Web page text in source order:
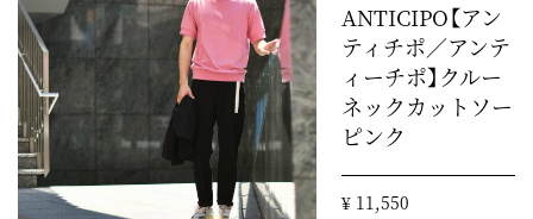
ANTICIPO【アン
ティチポ／アンテ
ィーチポ】クルー
ネックカットソー
ピンク
¥ 11,550